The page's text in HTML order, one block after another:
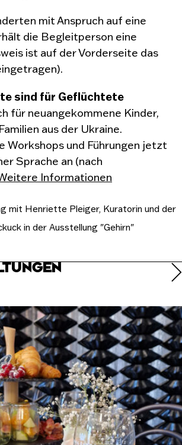
mit Anspruch auf eine
die Begleitperson eine
ist auf der Vorderseite das
sind für Geflüchtete
für neuangekommene Kinder,
aus der Ukraine.
Workshops und Führungen jetzt
Sprache an (nach
Informationen
mit Henriette Pleiger, Kuratorin und der
in der Ausstellung "Gehirn"